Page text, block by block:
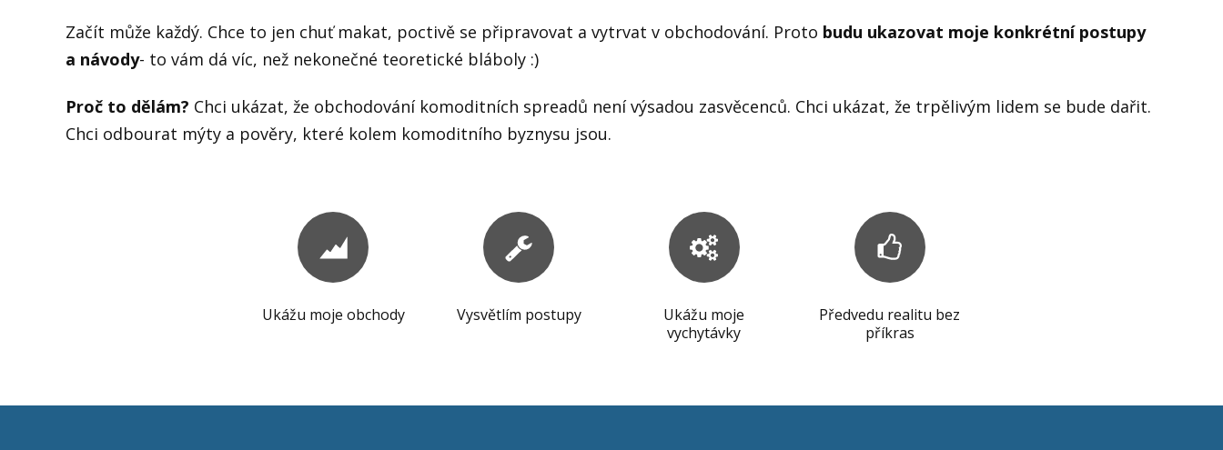
Začít může každý. Chce to jen chuť makat, poctivě se připravovat a vytrvat v obchodování. Proto budu ukazovat moje konkrétní postupy
a návody- to vám dá víc, než nekonečné teoretické bláboly :)
Proč to dělám? Chci ukázat, že obchodování komoditních spreadů není výsadou zasvěcenců. Chci ukázat, že trpělivým lidem se bude dařit.
Chci odbourat mýty a pověry, které kolem komoditního byznysu jsou.
Ukážu moje obchody Vysvětlím postupy
Ukážu moje
vychytávky
Předvedu realitu bez
příkras